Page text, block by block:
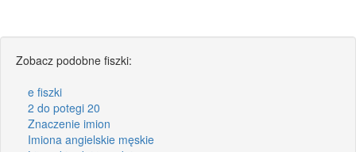
Zobacz podobne fiszki:
e fiszki
2 do potegi 20
Znaczenie imion
Imiona angielskie męskie